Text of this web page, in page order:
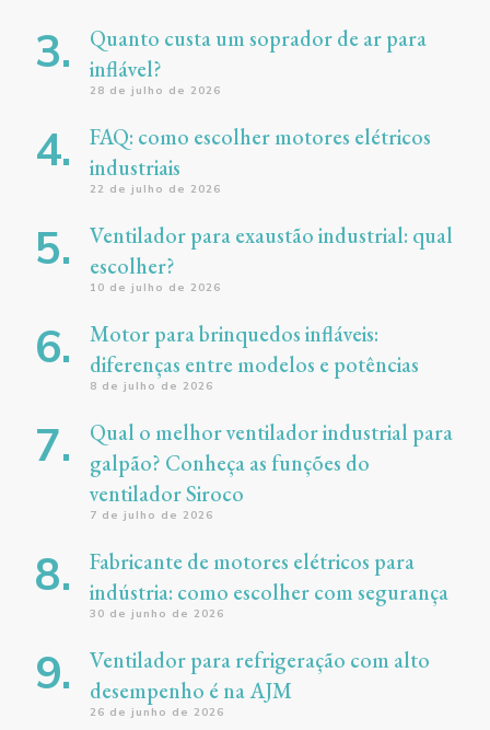
Quanto custa um soprador de ar para
inflável?
28 de julho de 2026
FAQ: como escolher motores elétricos
industriais
22 de julho de 2026
Ventilador para exaustão industrial: qual
escolher?
10 de julho de 2026
Motor para brinquedos infláveis:
diferenças entre modelos e potências
8 de julho de 2026
Qual o melhor ventilador industrial para
galpão? Conheça as funções do
ventilador Siroco
7 de julho de 2026
Fabricante de motores elétricos para
indústria: como escolher com segurança
30 de junho de 2026
Ventilador para refrigeração com alto
desempenho é na AJM
26 de junho de 2026